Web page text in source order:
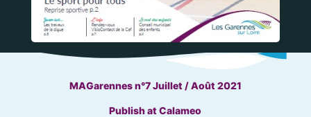
MAGarennes n°7 Juillet / Août 2021
Publish at Calameo